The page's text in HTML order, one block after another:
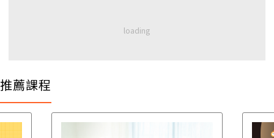
推薦課程